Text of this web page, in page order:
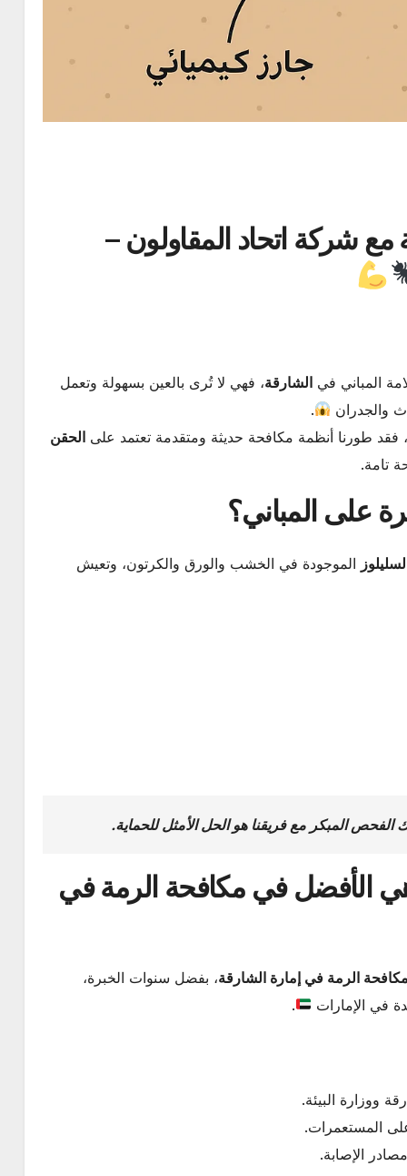
شركة اتحاد المقاولون –
المباني في الشارقة، فهي لا تُرى بالعين بسهولة وتعمل
والجدران
.
طورنا أنظمة مكافحة حديثة ومتقدمة تعتمد على الحقن
تامة.
على المباني؟
الموجودة في الخشب والورق والكرتون، وتعيش
المبكر مع فريقنا هو الحل الأمثل للحماية.
هي الأفضل في مكافحة الرمة في
الرمة في إمارة الشارقة، بفضل سنوات الخبرة،
في الإمارات
.
ووزارة البيئة.
المستعمرات.
الإصابة.